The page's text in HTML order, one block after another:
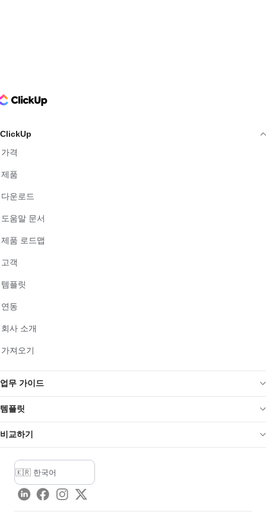
Logo
ClickUp
가격
제품
다운로드
도움말 문서
제품 로드맵
고객
템플릿
연동
회사 소개
가져오기
업무 가이드
템플릿
비교하기
LinkedInFacebook
Instagram
Twitter